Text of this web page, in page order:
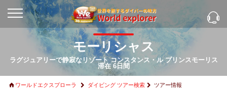
モーリシャス
ラグジュアリーで静寂なリゾート コンスタンス・ル プリンスモーリス
滞在 6日間
ワールドエクスプローラ ダイビング ツアー検索 ツアー情報